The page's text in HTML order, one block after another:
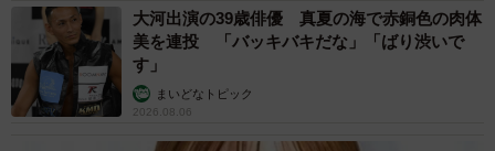
大河出演の39歳俳優 真夏の海で赤銅色の肉体
美を連投 「バッキバキだな」「ばり渋いで
す」
まいどなトピック
2026.08.06